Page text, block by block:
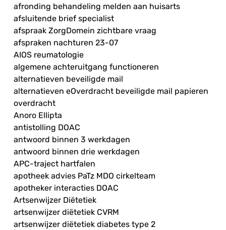
afronding behandeling melden aan huisarts
afsluitende brief specialist
afspraak ZorgDomein zichtbare vraag
afspraken nachturen 23-07
AIOS reumatologie
algemene achteruitgang functioneren
alternatieven beveiligde mail
alternatieven eOverdracht beveiligde mail papieren
overdracht
Anoro Ellipta
antistolling DOAC
antwoord binnen 3 werkdagen
antwoord binnen drie werkdagen
APC-traject hartfalen
apotheek advies PaTz MDO cirkelteam
apotheker interacties DOAC
Artsenwijzer Diëtetiek
artsenwijzer diëtetiek CVRM
artsenwijzer diëtetiek diabetes type 2